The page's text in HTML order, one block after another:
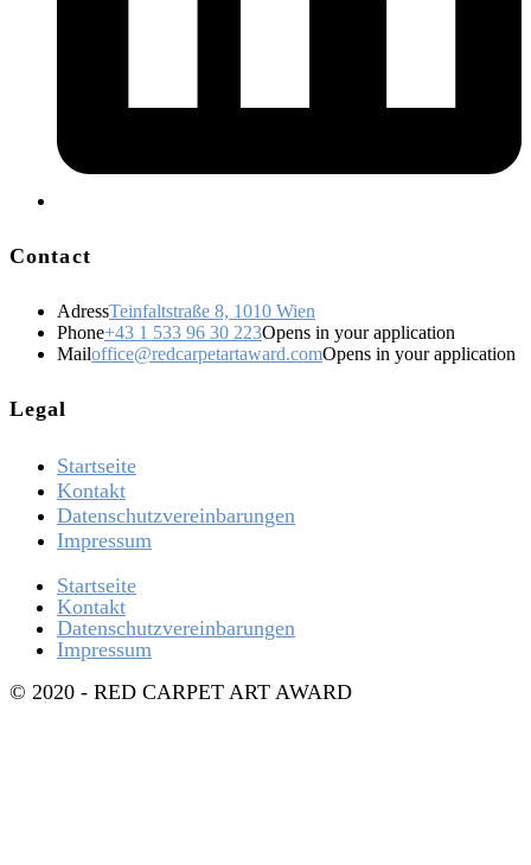
Contact
AdressTeinfaltstraße 8, 1010 Wien
Phone+43 1 533 96 30 223Opens in your application
Mailoffice@redcarpetartaward.comOpens in your application
Legal
Startseite
Kontakt
Datenschutzvereinbarungen
Impressum
Startseite
Kontakt
Datenschutzvereinbarungen
Impressum
© 2020 - RED CARPET ART AWARD